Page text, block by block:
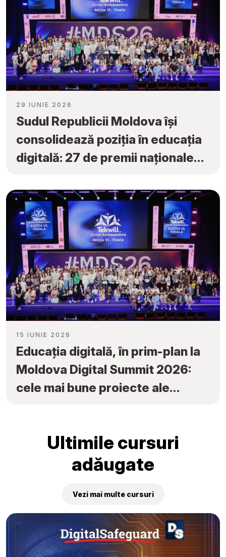
29 IUNIE 2026
Sudul Republicii Moldova își
consolidează poziția în educația
digitală: 27 de premii naționale
Ambassadors”
15 IUNIE 2026
Educația digitală, în prim-plan la
Moldova Digital Summit 2026:
cele mai bune proiecte ale
Ultimile cursuri
adăugate
Vezi mai multe cursuri